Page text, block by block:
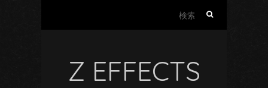
Z EFFECTS